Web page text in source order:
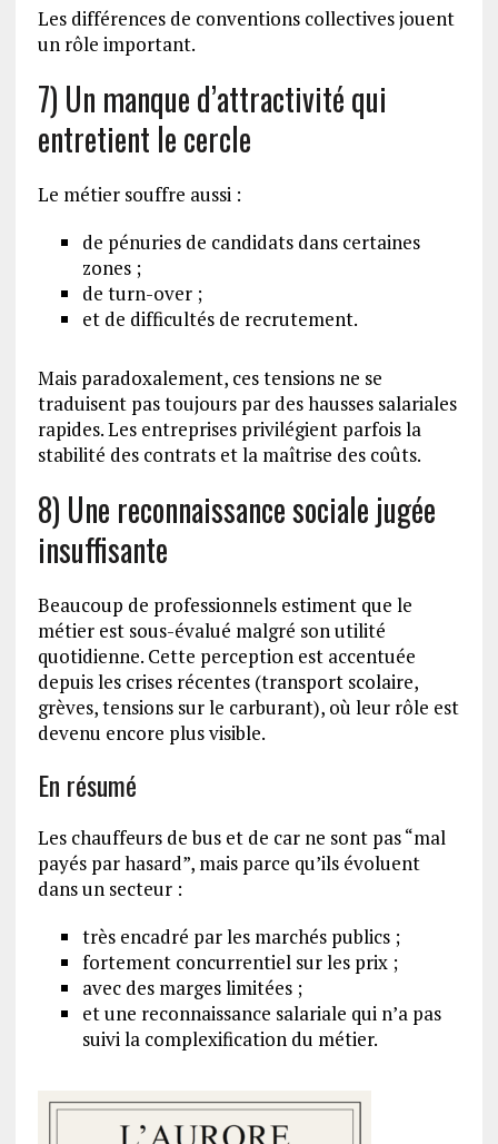
Les différences de conventions collectives jouent
un rôle important.
7) Un manque d’attractivité qui
entretient le cercle
Le métier souffre aussi :
de pénuries de candidats dans certaines
zones ;
de turn-over ;
et de difficultés de recrutement.
Mais paradoxalement, ces tensions ne se
traduisent pas toujours par des hausses salariales
rapides. Les entreprises privilégient parfois la
stabilité des contrats et la maîtrise des coûts.
8) Une reconnaissance sociale jugée
insuffisante
Beaucoup de professionnels estiment que le
métier est sous-évalué malgré son utilité
quotidienne. Cette perception est accentuée
depuis les crises récentes (transport scolaire,
grèves, tensions sur le carburant), où leur rôle est
devenu encore plus visible.
En résumé
Les chauffeurs de bus et de car ne sont pas “mal
payés par hasard”, mais parce qu’ils évoluent
dans un secteur :
très encadré par les marchés publics ;
fortement concurrentiel sur les prix ;
avec des marges limitées ;
et une reconnaissance salariale qui n’a pas
suivi la complexification du métier.